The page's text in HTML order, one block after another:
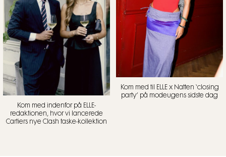
Kom med indenfor på ELLE-
redaktionen, hvor vi lancerede
Cartiers nye Clash taske-kollektion
Kom med til ELLE x Natten ‘closing
party’ på modeugens sidste dag